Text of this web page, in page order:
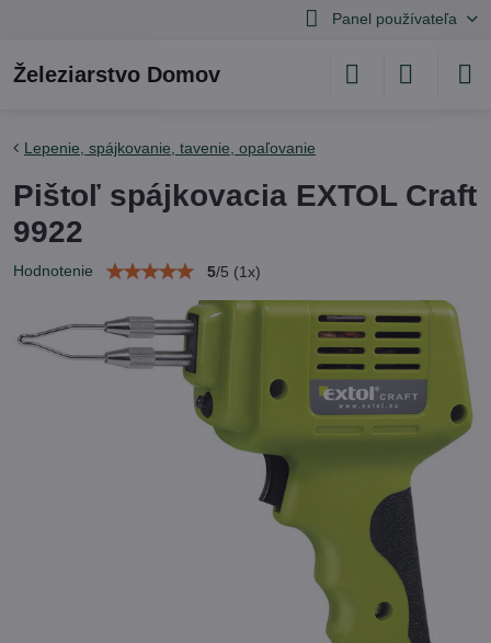
Panel používateľa
Železiarstvo Domov
Lepenie, spájkovanie, tavenie, opaľovanie
Pištoľ spájkovacia EXTOL Craft
9922
Hodnotenie 5/5 (1x)